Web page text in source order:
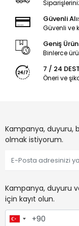
Güvenli
Güvenli ve
Geniş
Binlerce
7 / 24
Öneri ve
Kampanya, duyuru,
olmak istiyorum.
Kampanya, duyuru
için kayıt olun.